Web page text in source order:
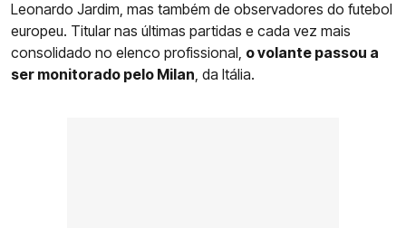
Leonardo Jardim, mas também de observadores do futebol
europeu. Titular nas últimas partidas e cada vez mais
consolidado no elenco profissional, o volante passou a
ser monitorado pelo Milan , da Itália.